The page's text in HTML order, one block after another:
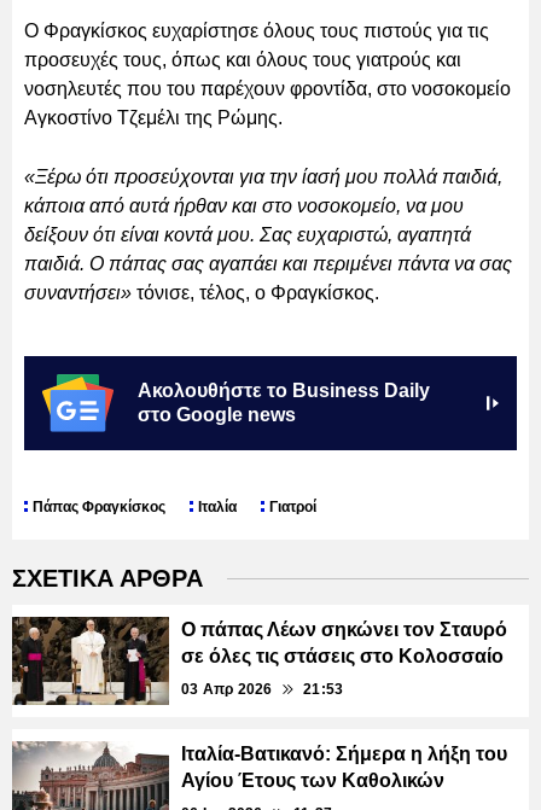
Ο Φραγκίσκος ευχαρίστησε όλους τους πιστούς για τις
προσευχές τους, όπως και όλους τους γιατρούς και
νοσηλευτές που του παρέχουν φροντίδα, στο νοσοκομείο
Αγκοστίνο Τζεμέλι της Ρώμης.
«Ξέρω ότι προσεύχονται για την ίασή μου πολλά παιδιά,
κάποια από αυτά ήρθαν και στο νοσοκομείο, να μου
δείξουν ότι είναι κοντά μου. Σας ευχαριστώ, αγαπητά
παιδιά. Ο πάπας σας αγαπάει και περιμένει πάντα να σας
συναντήσει» τόνισε, τέλος, ο Φραγκίσκος.
Ακολουθήστε το Business Daily
στο Google news
Πάπας Φραγκίσκος Ιταλία Γιατροί
ΣΧΕΤΙΚΑ ΑΡΘΡΑ
Ο πάπας Λέων σηκώνει τον Σταυρό
σε όλες τις στάσεις στο Κολοσσαίο
03 Απρ 2026 21:53
Ιταλία-Βατικανό: Σήμερα η λήξη του
Αγίου Έτους των Καθολικών